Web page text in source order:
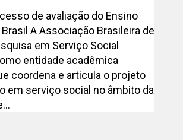
de avaliação do Ensino
A Associação Brasileira de
em Serviço Social
entidade acadêmica
coordena e articula o projeto
em serviço social no âmbito da